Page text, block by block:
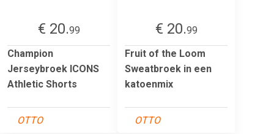
€ 20.99
Champion
Jerseybroek ICONS
Athletic Shorts
OTTO
€ 20.99
Fruit of the Loom
Sweatbroek in een
katoenmix
OTTO